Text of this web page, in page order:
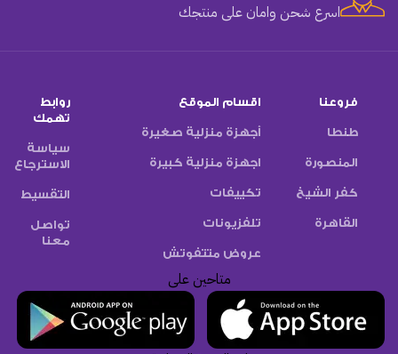
اسرع شحن وامان على منتجك
فروعنا
طنطا
المنصورة
كفر الشيخ
القاهرة
اقسام الموقع
أجهزة منزلية صغيرة
اجهزة منزلية كبيرة
تكييفات
تلفزيونات
عروض متتفوتش
روابط
تهمك
سياسة
الاسترجاع
التقسيط
تواصل
معنا
متاحين على